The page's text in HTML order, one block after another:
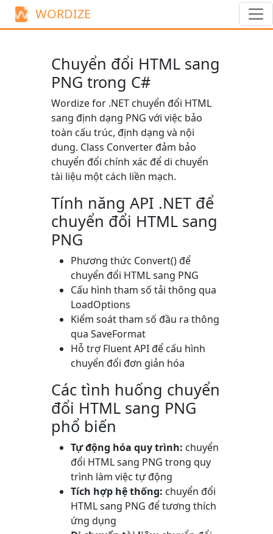
WORDIZE
Chuyển đổi HTML sang
PNG trong C#
Wordize for .NET chuyển đổi HTML
sang định dạng PNG với việc bảo
toàn cấu trúc, định dạng và nội
dung. Class Converterđảm bảo
chuyển đổi chính xác để di chuyển
tài liệu một cách liền mạch.
Tính năng API .NET để
chuyển đổi HTML sang
PNG
Phương thức Convert()để
chuyển đổi HTML sang PNG
Cấu hình tham số tải thông qua
LoadOptions
Kiểm soát tham số đầu ra thông
qua SaveFormat
Hỗ trợ Fluent API để cấu hình
chuyển đổi đơn giản hóa
Các tình huống chuyển
đổi HTML sang PNG
phổ biến
Tự động hóa quy trình: chuyển
đổi HTML sang PNG trong quy
trình làm việc tự động
Tích hợp hệ thống: chuyển đổi
HTML sang PNG để tương thích
ứng dụng